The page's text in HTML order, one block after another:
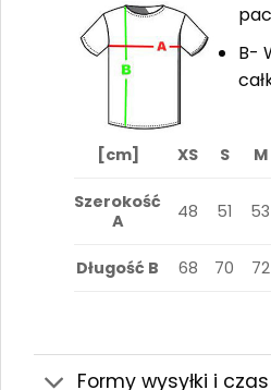
B-
[cm] XS S M
Szerokość
A
48 51 53
Długość B 68 70 72
Formy wysyłki i